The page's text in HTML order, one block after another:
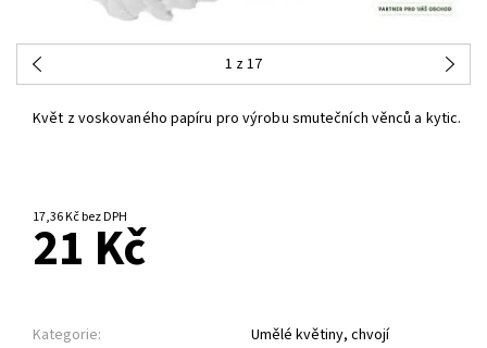
1 z 17
Květ z voskovaného papíru pro výrobu smutečních věnců a kytic.
17,36 Kč bez DPH
21 Kč
Kategorie: Umělé květiny, chvojí